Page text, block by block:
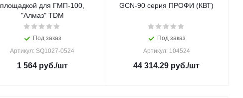
площадкой для ГМП-100,
"Алмаз" TDM
Под заказ
Артикул: SQ1027-0524
1 564руб./шт
GCN-90 серия ПРОФИ (КВТ)
Под заказ
Артикул: 104524
44 314.29 руб./шт